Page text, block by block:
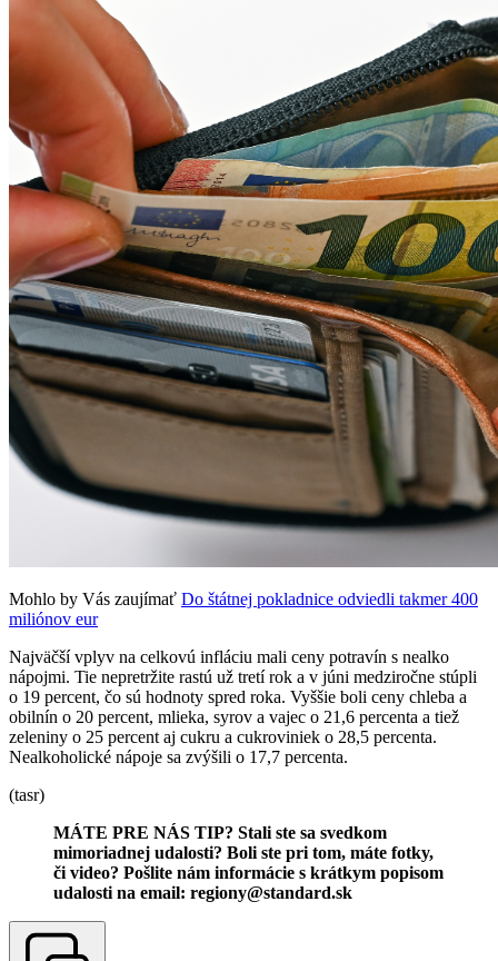
Mohlo by Vás zaujímať Do štátnej pokladnice odviedli takmer 400
miliónov eur
Najväčší vplyv na celkovú infláciu mali ceny potravín s nealko
nápojmi. Tie nepretržite rastú už tretí rok a v júni medziročne stúpli
o 19 percent, čo sú hodnoty spred roka. Vyššie boli ceny chleba a
obilnín o 20 percent, mlieka, syrov a vajec o 21,6 percenta a tiež
zeleniny o 25 percent aj cukru a cukroviniek o 28,5 percenta.
Nealkoholické nápoje sa zvýšili o 17,7 percenta.
(tasr)
MÁTE PRE NÁS TIP? Stali ste sa svedkom
mimoriadnej udalosti? Boli ste pri tom, máte fotky,
či video? Pošlite nám informácie s krátkym popisom
udalosti na email: regiony@standard.sk